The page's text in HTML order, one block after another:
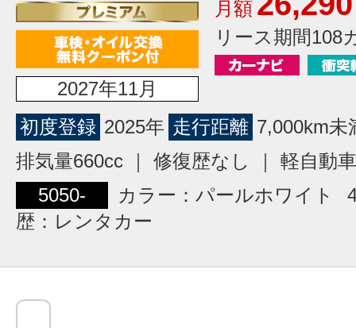
2027年11月
月額
リース期間108
初度登録 2025年 走行距離 7,000km未
排気量660cc ｜ 修復歴なし ｜ 軽自動車
5050-
カラー：パールホワイト
歴：レンタカー